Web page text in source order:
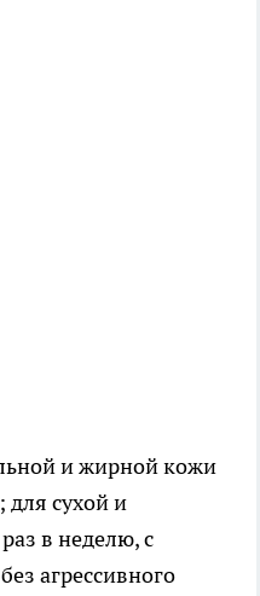
и жирной кожи
сухой и
в неделю, с
агрессивного